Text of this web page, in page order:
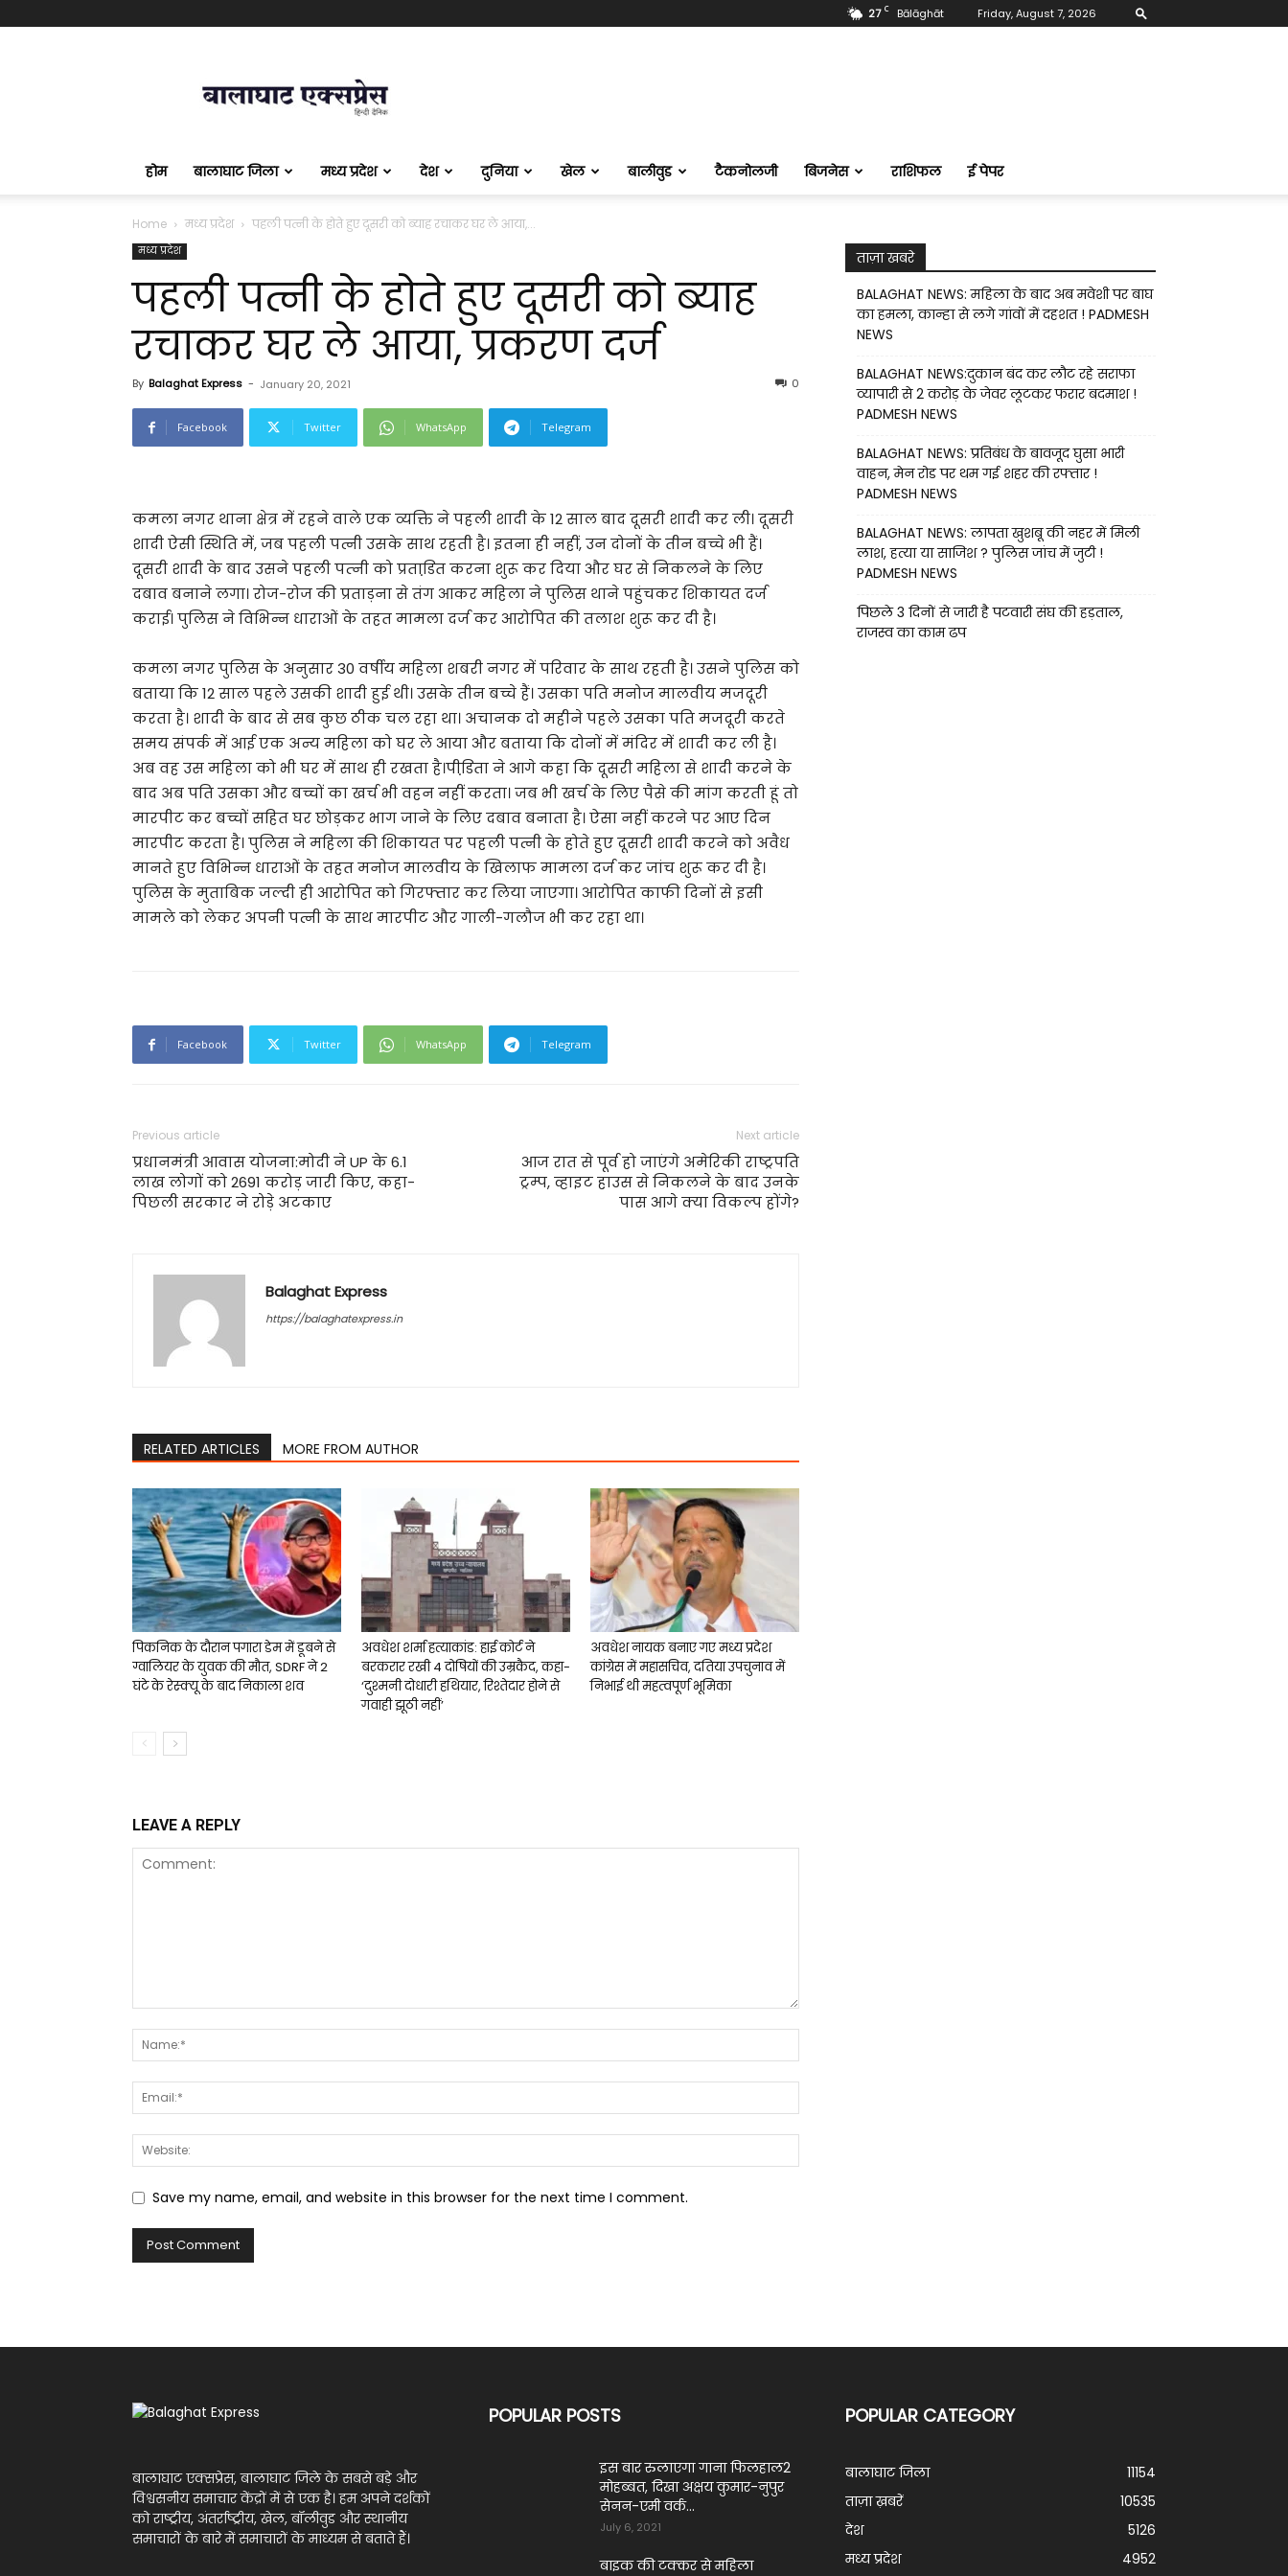
27 C Bālāghāt Friday, August 7, 2026
एक्सप्रेस
होम बालाघाट जिला मध्य प्रदेश देश दुनिया खेल बालीवुड टैकनोलजी बिजनेस राशिफल ई पेपर
Home मध्य प्रदेश पहली पत्नी के होते हुए दूसरी को ब्‍याह रचाकर घर ले आया,...
मध्य प्रदेश
पहली पत्नी के होते हुए दूसरी को ब्‍याह
रचाकर घर ले आया, प्रकरण दर्ज
By Balaghat Express - January 20, 2021 0
Facebook Twitter WhatsApp Telegram
कमला नगर थाना क्षेत्र में रहने वाले एक व्यक्ति ने पहली शादी के 12 साल बाद दूसरी शादी कर ली। दूसरी
शादी ऐसी स्थिति में, जब पहली पत्नी उसके साथ रहती है। इतना ही नहीं, उन दोनों के तीन बच्चे भी हैं।
दूसरी शादी के बाद उसने पहली पत्‍नी को प्रताडि़त करना शुरू कर दिया और घर से निकलने के लिए
दबाव बनाने लगा। रोज-रोज की प्रताड़ना से तंग आकर महिला ने पुलिस थाने पहुंचकर शिकायत दर्ज
कराई। पुलिस ने विभिन्न धाराओं के तहत मामला दर्ज कर आरोपित की तलाश शुरू कर दी है।
कमला नगर पुलिस के अनुसार 30 वर्षीय महिला शबरी नगर में परिवार के साथ रहती है। उसने पुलिस को
बताया कि 12 साल पहले उसकी शादी हुई थी। उसके तीन बच्चे हैं। उसका पति मनोज मालवीय मजदूरी
करता है। शादी के बाद से सब कुछ ठीक चल रहा था। अचानक दो महीने पहले उसका पति मजदूरी करते
समय संपर्क में आई एक अन्य महिला को घर ले आया और बताया कि दोनों में मंदिर में शादी कर ली है।
अब वह उस महिला को भी घर में साथ ही रखता है।पीडि़ता ने आगे कहा कि दूसरी महिला से शादी करने के
बाद अब पति उसका और बच्चों का खर्च भी वहन नहीं करता। जब भी खर्च के लिए पैसे की मांग करती हूं तो
मारपीट कर बच्चों सहित घर छोड़कर भाग जाने के लिए दबाव बनाता है। ऐसा नहीं करने पर आए दिन
मारपीट करता है। पुलिस ने महिला की शिकायत पर पहली पत्नी के होते हुए दूसरी शादी करने को अवैध
मानते हुए विभिन्न धाराओं के तहत मनोज मालवीय के खिलाफ मामला दर्ज कर जांच शुरू कर दी है।
पुलिस के मुताबिक जल्दी ही आरोपित को गिरफ्तार कर लिया जाएगा। आरोपित काफी दिनों से इसी
मामले को लेकर अपनी पत्नी के साथ मारपीट और गाली-गलौज भी कर रहा था।
Facebook Twitter WhatsApp Telegram
Previous article
प्रधानमंत्री आवास योजना:मोदी ने UP के 6.1
लाख लोगों को 2691 करोड़ जारी किए, कहा-
पिछली सरकार ने रोड़े अटकाए
Next article
आज रात से पूर्व हो जाएंगे अमेरिकी राष्ट्रपति
ट्रम्प, व्हाइट हाउस से निकलने के बाद उनके
पास आगे क्या विकल्प होंगे?
Balaghat Express
https://balaghatexpress.in
RELATED ARTICLES MORE FROM AUTHOR
पिकनिक के दौरान पगारा डेम में डूबने से
ग्वालियर के युवक की मौत, SDRF ने 2
घंटे के रेस्क्यू के बाद निकाला शव
अवधेश शर्मा हत्याकांड: हाई कोर्ट ने
बरकरार रखी 4 दोषियों की उम्रकैद, कहा-
‘दुश्मनी दोधारी हथियार, रिश्तेदार होने से
गवाही झूठी नहीं’
अवधेश नायक बनाए गए मध्य प्रदेश
कांग्रेस में महासचिव, दतिया उपचुनाव में
निभाई थी महत्वपूर्ण भूमिका
LEAVE A REPLY
Save my name, email, and website in this browser for the next time I comment.
ताज़ा खबरे
BALAGHAT NEWS: महिला के बाद अब मवेशी पर बाघ
का हमला, कान्हा से लगे गांवों में दहशत ! PADMESH
NEWS
BALAGHAT NEWS:दुकान बंद कर लौट रहे सराफा
व्यापारी से 2 करोड़ के जेवर लूटकर फरार बदमाश !
PADMESH NEWS
BALAGHAT NEWS: प्रतिबंध के बावजूद घुसा भारी
वाहन, मेन रोड पर थम गई शहर की रफ्तार !
PADMESH NEWS
BALAGHAT NEWS: लापता खुशबू की नहर में मिली
लाश, हत्या या साजिश ? पुलिस जांच में जुटी !
PADMESH NEWS
पिछले 3 दिनों से जारी है पटवारी संघ की हड़ताल,
राजस्व का काम ढप
बालाघाट एक्सप्रेस, बालाघाट जिले के सबसे बड़े और
विश्वसनीय समाचार केंद्रों में से एक है। हम अपने दर्शकों
को राष्ट्रीय, अंतर्राष्ट्रीय, खेल, बॉलीवुड और स्थानीय
समाचारों के बारे में समाचारों के माध्यम से बताते हैं।
POPULAR POSTS
इस बार रुलाएगा गाना फिलहाल2
मोहब्बत, दिखा अक्षय कुमार-नुपुर
सेनन-एमी वर्क...
July 6, 2021
बाइक की टक्कर से महिला
POPULAR CATEGORY
बालाघाट जिला
11154
ताज़ा ख़बरें
10535
देश
5126
मध्य प्रदेश
4952